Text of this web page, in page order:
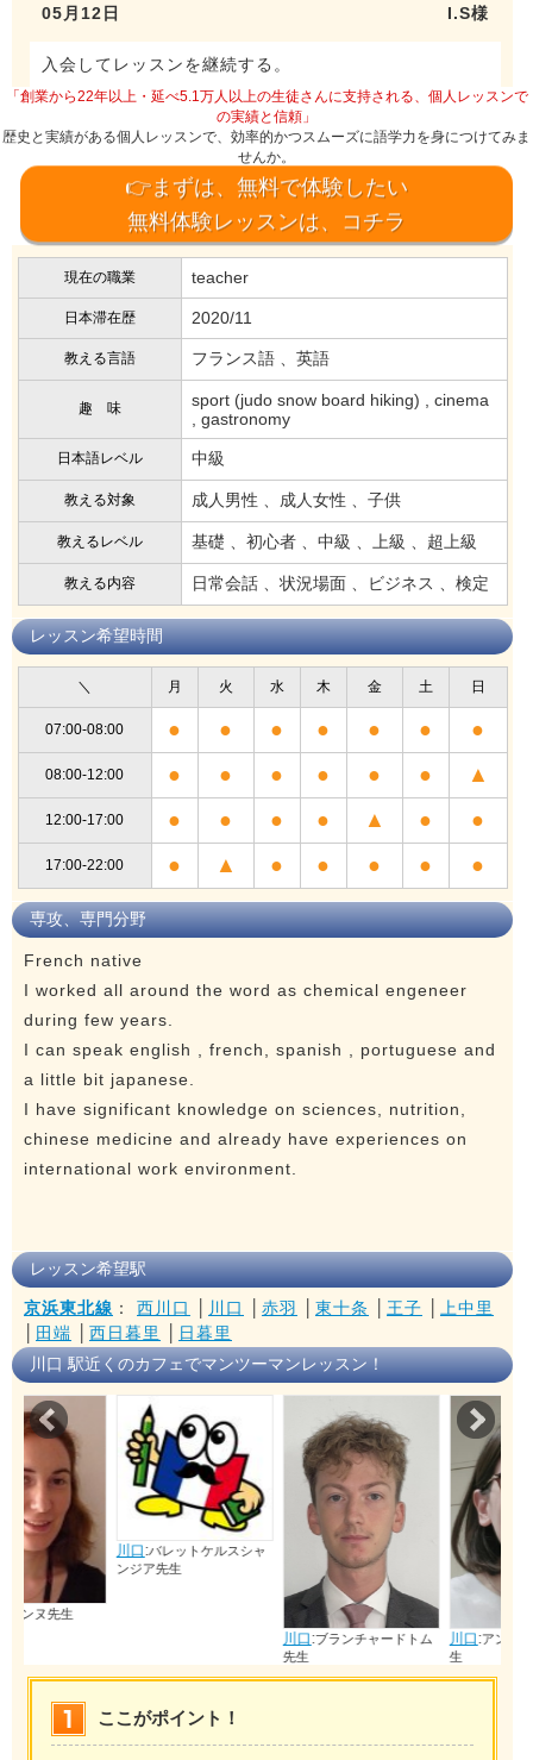
05月12日 I.S様
入会してレッスンを継続する。
「創業から22年以上・延べ5.1万人以上の生徒さんに支持される、個人レッスンで
の実績と信頼」
歴史と実績がある個人レッスンで、効率的かつスムーズに語学力を身につけてみま
せんか。
👉まずは、無料で体験したい
無料体験レッスンは、コチラ
現在の職業 teacher
日本滞在歴 2020/11
教える言語 フランス語 、英語
趣 味
sport (judo snow board hiking) , cinema
, gastronomy
日本語レベル 中級
教える対象 成人男性 、成人女性 、子供
教えるレベル 基礎 、初心者 、中級 、上級 、超上級
教える内容 日常会話 、状況場面 、ビジネス 、検定
レッスン希望時間
＼ 月 火 水 木 金 土 日
07:00-08:00 ● ● ● ● ● ● ●
08:00-12:00 ● ● ● ● ● ● ▲
12:00-17:00 ● ● ● ● ▲ ● ●
17:00-22:00 ● ▲ ● ● ● ● ●
専攻、専門分野
French native
I worked all around the word as chemical engeneer
during few years.
I can speak english , french, spanish , portuguese and
a little bit japanese.
I have significant knowledge on sciences, nutrition,
chinese medicine and already have experiences on
international work environment.
レッスン希望駅
京浜東北線 ： 西川口 川口 赤羽 東十条 王子
上中里
田端 西日暮里
日暮里
川口 駅近くのカフェでマンツーマンレッスン！
川口
バレットケルスシャ
ンジア先生
ブランチャードトム
川口 アンダーソンマリ先
ここがポイント！